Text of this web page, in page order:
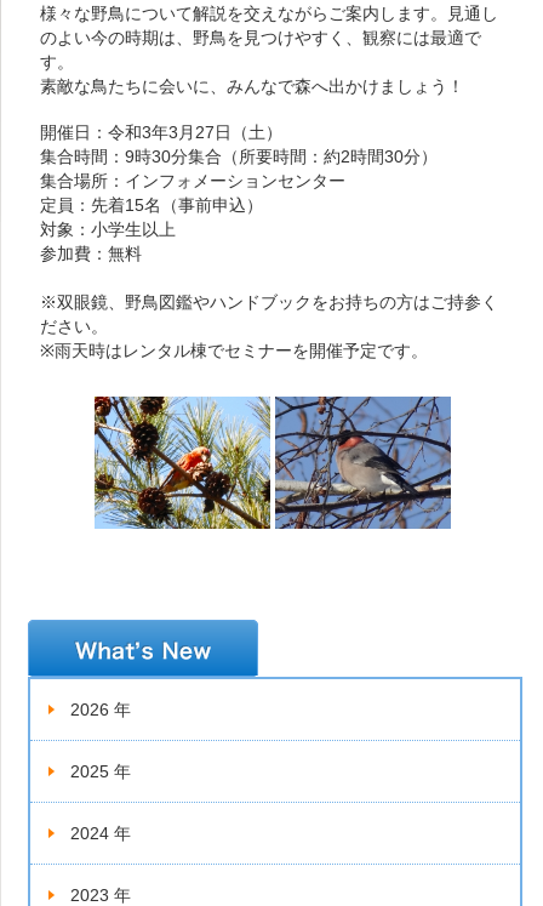
様々な野鳥について解説を交えながらご案内します。見通し
のよい今の時期は、野鳥を見つけやすく、観察には最適で
す。
素敵な鳥たちに会いに、みんなで森へ出かけましょう！
開催日：令和3年3月27日（土）
集合時間：9時30分集合（所要時間：約2時間30分）
集合場所：インフォメーションセンター
定員：先着15名（事前申込）
対象：小学生以上
参加費：無料
※双眼鏡、野鳥図鑑やハンドブックをお持ちの方はご持参く
ださい。
※雨天時はレンタル棟でセミナーを開催予定です。
2026 年
2025 年
2024 年
2023 年